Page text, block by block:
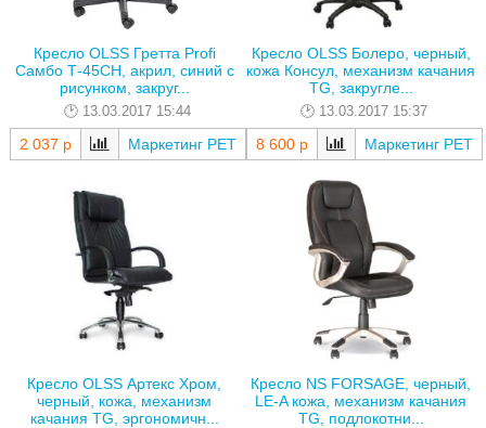
Кресло OLSS Гретта Profi
Самбо Т-45СН, акрил, синий с
рисунком, закруг...
13.03.2017 15:44
2 037 р Маркетинг РЕТ
Кресло OLSS Болеро, черный,
кожа Консул, механизм качания
TG, закругле...
13.03.2017 15:37
8 600 р Маркетинг РЕТ
Кресло OLSS Артекс Хром,
черный, кожа, механизм
качания TG, эргономичн...
Кресло NS FORSAGE, черный,
LE-A кожа, механизм качания
TG, подлокотни...